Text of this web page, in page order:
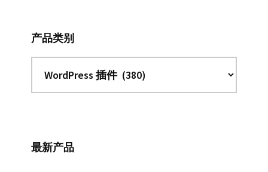
产品类别
最新产品